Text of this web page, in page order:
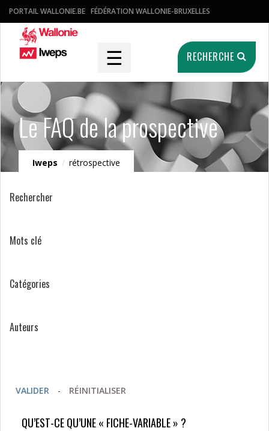
PORTAIL WALLONIE.BE FÉDÉRATION WALLONIE-BRUXELLES
☰ RECHERCHE
Le FAQ de la prospective
Iweps / rétrospective
Rechercher
Mots clé
Catégories
Auteurs
VALIDER - RÉINITIALISER
QU’EST-CE QU’UNE « FICHE-VARIABLE » ?